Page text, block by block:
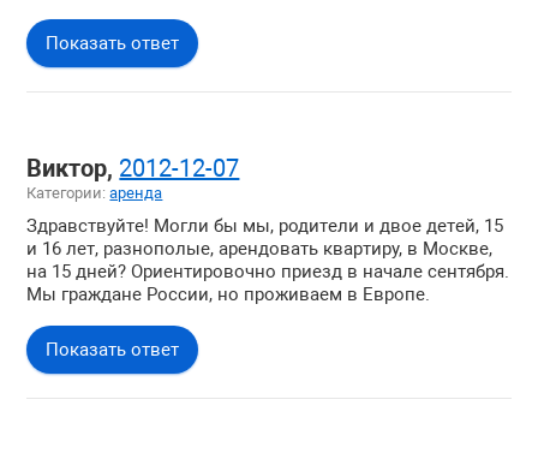
Показать ответ
Виктор, 2012-12-07
Категории:аренда
Здравствуйте! Могли бы мы, родители и двое детей, 15
и 16 лет, разнополые, арендовать квартиру, в Москве,
на 15 дней? Ориентировочно приезд в начале сентября.
Мы граждане России, но проживаем в Европе.
Показать ответ